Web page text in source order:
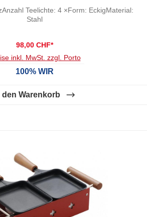
Teelichte: 4 ×Form: EckigMaterial:
Stahl
98,00 CHF*
inkl. MwSt. zzgl. Porto
100% WIR
den Warenkorb